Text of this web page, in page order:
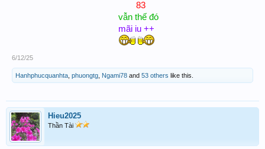
83
vẫn thế đó
mãi iu ++
6/12/25
Hanhphucquanhta phuongtg Ngami78 and 53 others like this.
Hieu2025
Thần Tài